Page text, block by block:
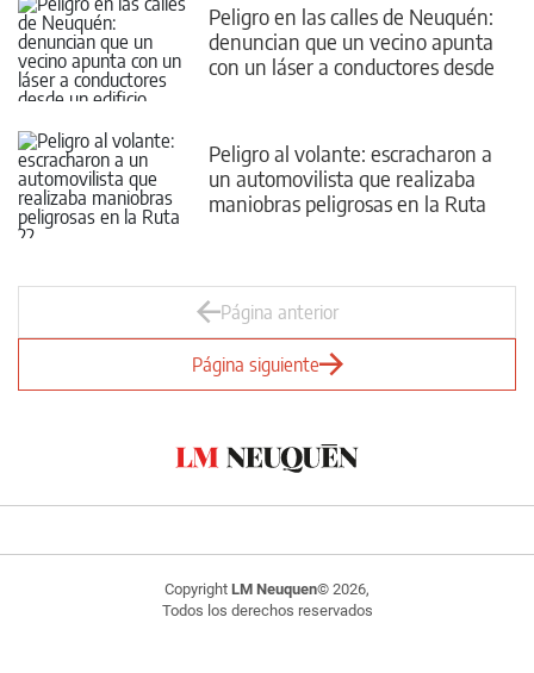
Peligro en las calles de Neuquén:
denuncian que un vecino apunta
con un láser a conductores desde
Peligro al volante: escracharon a
un automovilista que realizaba
maniobras peligrosas en la Ruta
Página anterior
Página siguiente
Copyright LM Neuquen© 2026,
Todos los derechos reservados